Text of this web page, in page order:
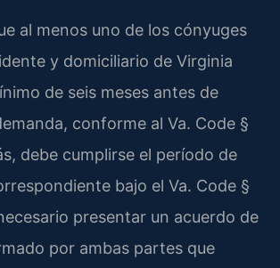
al menos uno de los cónyuges
y domiciliario de Virginia
de seis meses antes de
conforme al Va. Code §
debe cumplirse el período de
bajo el Va. Code §
presentar un acuerdo de
por ambas partes que